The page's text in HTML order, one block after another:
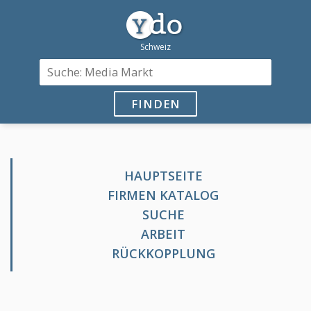
FINDEN
HAUPTSEITE
FIRMEN KATALOG
SUCHE
ARBEIT
RÜCKKOPPLUNG